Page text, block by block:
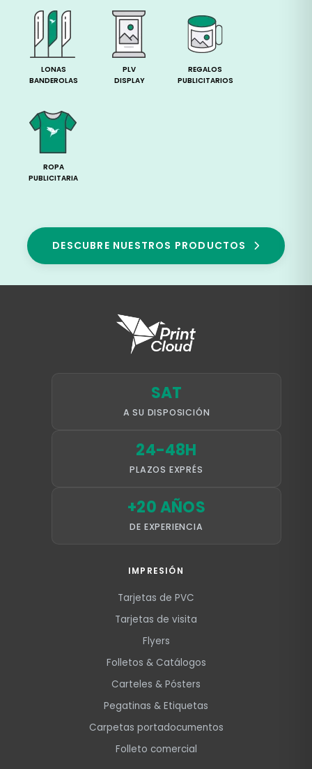
LONAS
BANDEROLAS
PLV
DISPLAY
REGALOS
PUBLICITARIOS
ROPA
PUBLICITARIA
DESCUBRE NUESTROS PRODUCTOS
SAT
A SU DISPOSICIÓN
24-48H
PLAZOS EXPRÉS
+20 AÑOS
DE EXPERIENCIA
IMPRESIÓN
Tarjetas de PVC
Tarjetas de visita
Flyers
Folletos & Catálogos
Carteles & Pósters
Pegatinas & Etiquetas
Carpetas portadocumentos
Folleto comercial